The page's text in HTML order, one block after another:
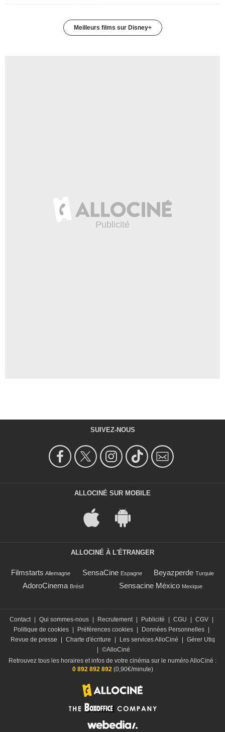
Meilleurs films sur Disney+
SUIVEZ-NOUS
ALLOCINÉ SUR MOBILE
ALLOCINÉ À L'ÉTRANGER
Filmstarts Allemagne SensaCine Espagne Beyazperde Turquie
AdoroCinema Brésil Sensacine México Mexique
Contact Qui sommes-nous Recrutement Publicité CGU CGV
Politique de cookies
Préférences cookies Données Personnelles
Revue de presse
Charte d'écriture Les services AlloCiné
Gérer Utiq
©AlloCiné
Retrouvez tous les horaires et infos de votre cinéma sur le numéro AlloCiné :
0 892 892 892(0,90€/minute)